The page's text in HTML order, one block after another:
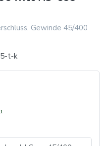
Gewinde 45/400
t-k